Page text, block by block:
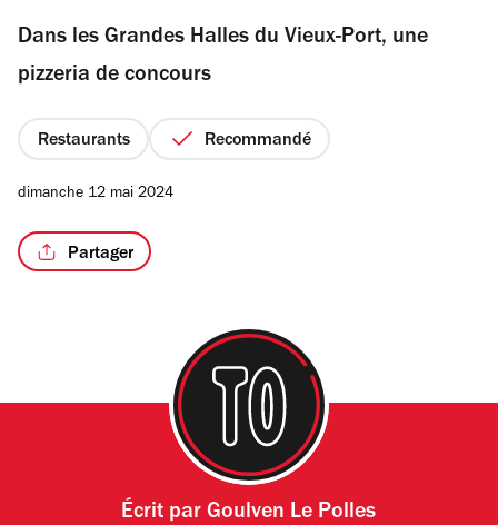
5
étoiles
Dans les Grandes Halles du Vieux-Port, une
pizzeria de concours
Restaurants Recommandé
dimanche 12 mai 2024
Partager
Écrit parGoulven Le Polles